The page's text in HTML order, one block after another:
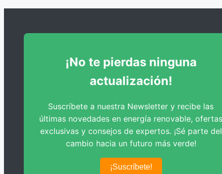
Dimensionado de Bombas de Circulación
¡No te pierdas ninguna
actualización!
Suscríbete a nuestra Newsletter y recibe las
últimas novedades en energía renovable, ofertas
exclusivas y consejos de expertos. ¡Sé parte del
cambio hacia un futuro más verde!
¡Suscríbete!